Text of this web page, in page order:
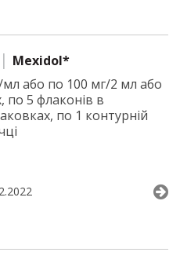
Mexidol*
мл або по 100 мг/2 мл або
по 5 флаконів в
по 1 контурній